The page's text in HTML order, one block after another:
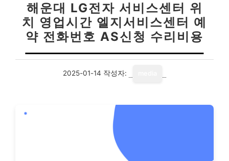
해운대 LG전자 서비스센터 위
치 영업시간 엘지서비스센터 예
약 전화번호 AS신청 수리비용
2025-01-14 작성자: